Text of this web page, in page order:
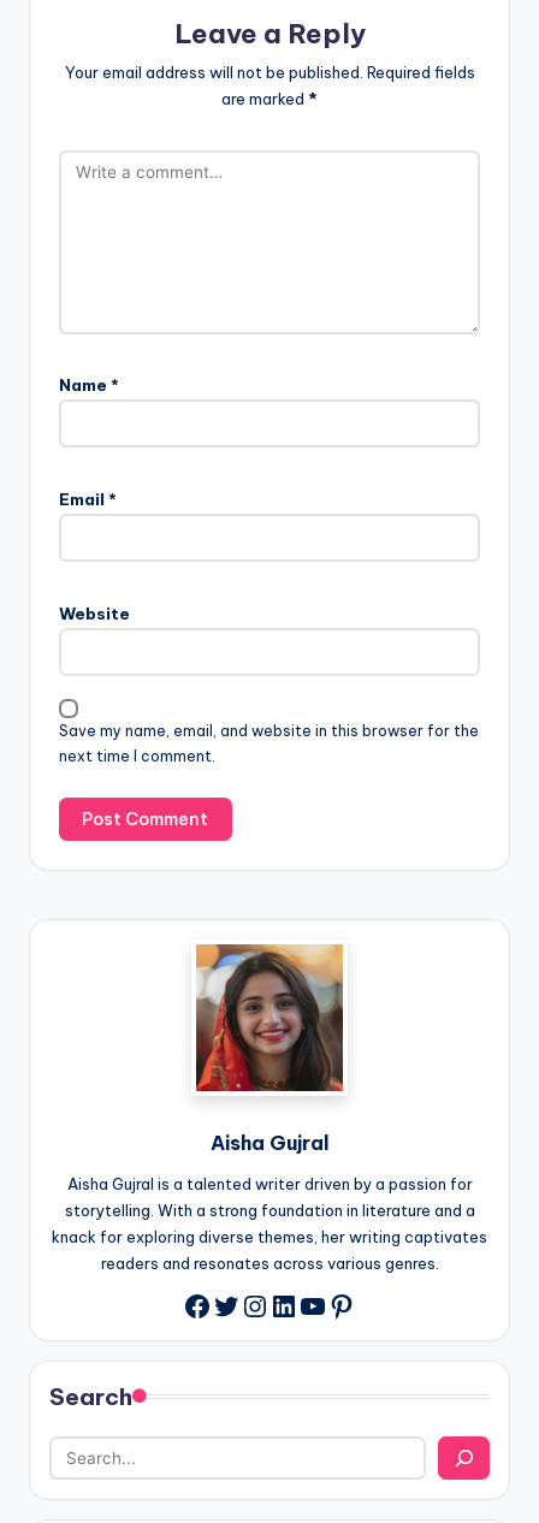
Leave a Reply
Your email address will not be published. Required fields
are marked *
Name *
Email *
Website
Save my name, email, and website in this browser for the
next time I comment.
Aisha Gujral
Aisha Gujral is a talented writer driven by a passion for
storytelling. With a strong foundation in literature and a
knack for exploring diverse themes, her writing captivates
readers and resonates across various genres.
Facebook
Twitter
Instagram
LinkedIn
YouTube
Pinterest
Search